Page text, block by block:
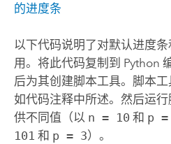
的进度条
以下代码说明了对默认进度
用。将此代码复制到 Python
后为其创建脚本工具。脚本工
如代码注释中所述。然后运
供不同值（以 n = 10 和 p
101 和 p = 3）。